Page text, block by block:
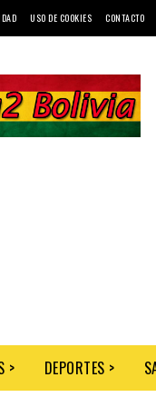
USO DE COOKIES CONTACTO
> DEPORTES >